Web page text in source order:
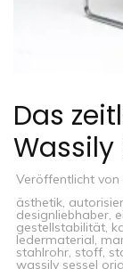
Das
Wassily
Veröffentlicht von
ästhetik,
designliebhaber,
gestellstabilität,
ledermaterial,
stahlrohr, stoff,
wassily sessel